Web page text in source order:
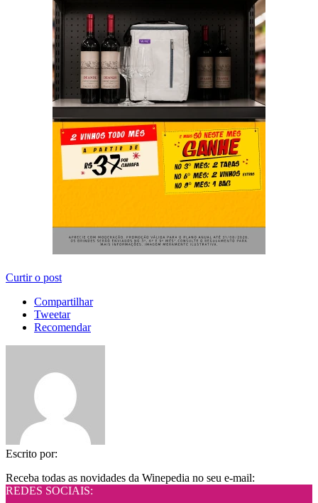
Curtir o post
Compartilhar
Tweetar
Recomendar
Escrito por:
Receba todas as novidades da Winepedia no seu e-mail:
REDES SOCIAIS: